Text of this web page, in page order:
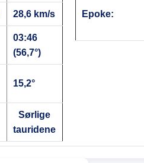
28,6 km/s
03:46
(56,7°)
15,2°
Sørlige
tauridene
Epoke: